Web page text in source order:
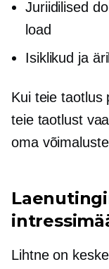
Juriidilised
load
Isiklikud ja
Kui teie taotlus
teie taotlust
oma
Lihtne on